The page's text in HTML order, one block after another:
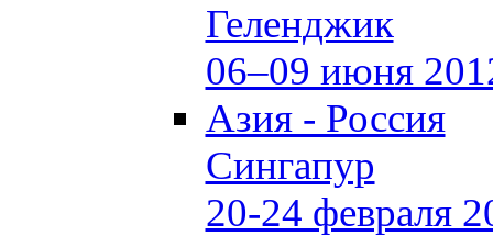
Геленджик
06–09 июня
Азия - Россия
Сингапур
20-24 февраля